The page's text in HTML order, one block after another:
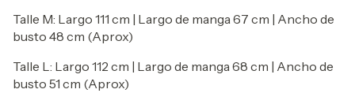
Talle M: Largo 111 cm | Largo de manga 67 cm | Ancho de
busto 48 cm (Aprox)
Talle L: Largo 112 cm | Largo de manga 68 cm | Ancho de
busto 51 cm (Aprox)